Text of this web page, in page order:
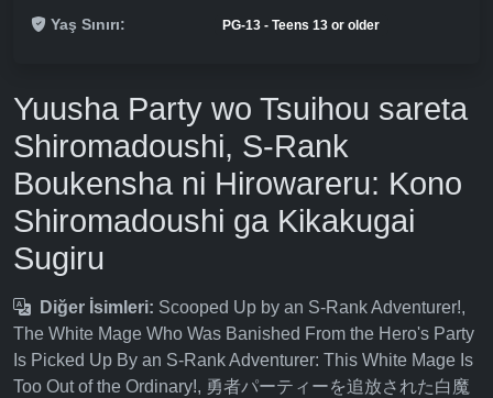
Yaş Sınırı: PG-13 - Teens 13 or older
Yuusha Party wo Tsuihou sareta
Shiromadoushi, S-Rank
Boukensha ni Hirowareru: Kono
Shiromadoushi ga Kikakugai
Sugiru
Diğer İsimleri: Scooped Up by an S-Rank Adventurer!,
The White Mage Who Was Banished From the Hero's Party
Is Picked Up By an S-Rank Adventurer: This White Mage Is
Too Out of the Ordinary!, 勇者パーティーを追放された白魔